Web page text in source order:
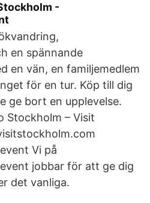
-
en spännande
en vän, en familjemedlem
för en tur. Köp till dig
ge bort en upplevelse.
Stockholm – Visit
Vi på
jobbar för att ge dig
det vanliga.